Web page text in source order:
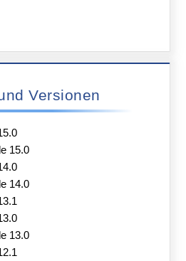
Versionen
15.0
14.0
13.0